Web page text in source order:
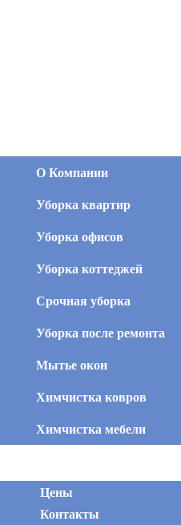
О Компании
Уборка квартир
Уборка офисов
Уборка коттеджей
Срочная уборка
Уборка после ремонта
Мытье окон
Химчистка ковров
Химчистка мебели
Цены
Контакты